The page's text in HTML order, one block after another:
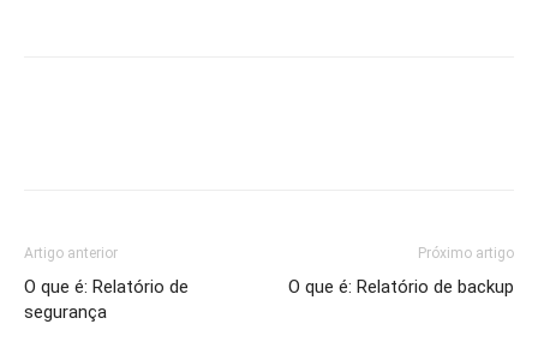
Artigo anterior
O que é: Relatório de
segurança
Próximo artigo
O que é: Relatório de backup